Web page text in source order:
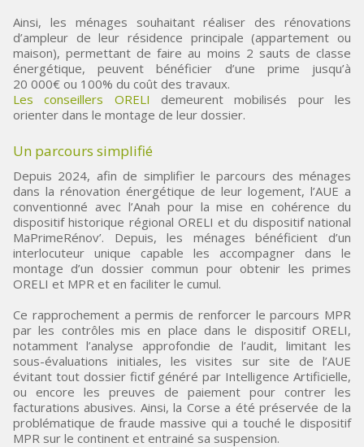
Ainsi, les ménages souhaitant réaliser des rénovations
d’ampleur de leur résidence principale (appartement ou
maison), permettant de faire au moins 2 sauts de classe
énergétique, peuvent bénéficier d’une prime jusqu’à
20 000€ ou 100% du coût des travaux.
Les conseillers ORELI demeurent mobilisés pour les
orienter dans le montage de leur dossier.
Un parcours simplifié
Depuis 2024, afin de simplifier le parcours des ménages
dans la rénovation énergétique de leur logement, l’AUE a
conventionné avec l’Anah pour la mise en cohérence du
dispositif historique régional ORELI et du dispositif national
MaPrimeRénov’. Depuis, les ménages bénéficient d’un
interlocuteur unique capable les accompagner dans le
montage d’un dossier commun pour obtenir les primes
ORELI et MPR et en faciliter le cumul.
Ce rapprochement a permis de renforcer le parcours MPR
par les contrôles mis en place dans le dispositif ORELI,
notamment l’analyse approfondie de l’audit, limitant les
sous-évaluations initiales, les visites sur site de l’AUE
évitant tout dossier fictif généré par Intelligence Artificielle,
ou encore les preuves de paiement pour contrer les
facturations abusives. Ainsi, la Corse a été préservée de la
problématique de fraude massive qui a touché le dispositif
MPR sur le continent et entrainé sa suspension.